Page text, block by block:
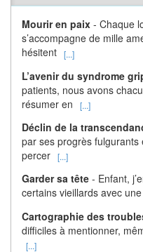
Mourir en paix - Chaque
s’accompagne de mille
hésitent [...]
L’avenir du syndrome
patients, nous avons
résumer en
[...]
Déclin de la
par ses progrès
percer [...]
Garder sa tête - Enfant,
certains vieillards avec
Cartographie des
difficiles à mentionner,
[...]